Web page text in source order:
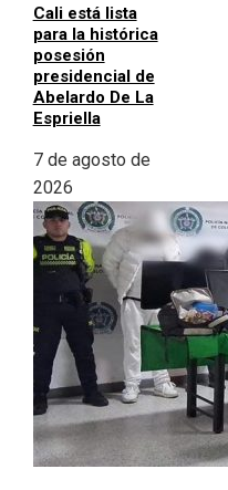
Cali está lista
para la histórica
posesión
presidencial de
Abelardo De La
Espriella
7 de agosto de
2026